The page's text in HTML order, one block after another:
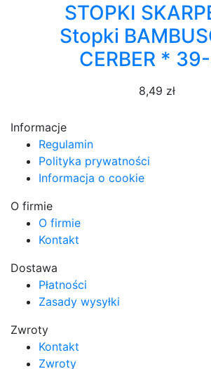
STOPKI
Stopki
CERBER *
8,49 zł
Informacje
Regulamin
Polityka prywatności
Informacja o cookie
O firmie
O firmie
Kontakt
Dostawa
Płatności
Zasady wysyłki
Zwroty
Kontakt
Zwroty